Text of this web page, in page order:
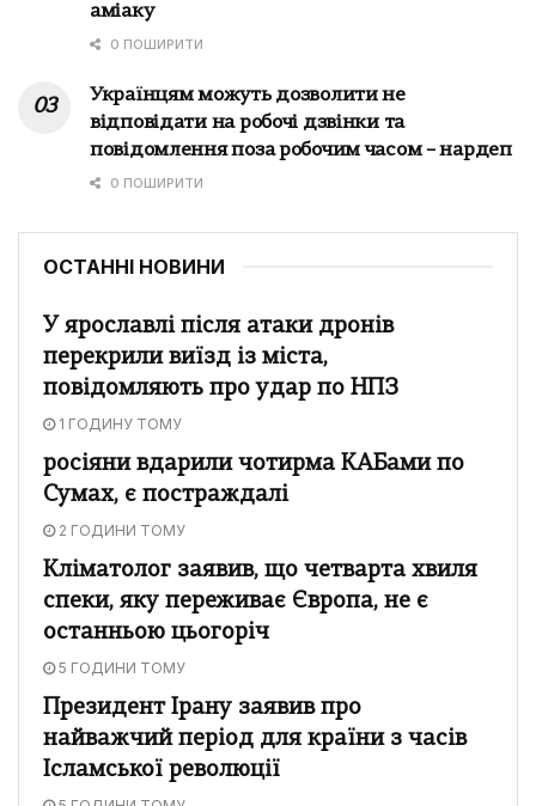
аміаку
0 ПОШИРИТИ
Українцям можуть дозволити не
відповідати на робочі дзвінки та
повідомлення поза робочим часом – нардеп
0 ПОШИРИТИ
ОСТАННІ НОВИНИ
У ярославлі після атаки дронів
перекрили виїзд із міста,
повідомляють про удар по НПЗ
1 ГОДИНУ ТОМУ
росіяни вдарили чотирма КАБами по
Сумах, є постраждалі
2 ГОДИНИ ТОМУ
Кліматолог заявив, що четварта хвиля
спеки, яку переживає Європа, не є
останньою цьогоріч
5 ГОДИНИ ТОМУ
Президент Ірану заявив про
найважчий період для країни з часів
Ісламської революції